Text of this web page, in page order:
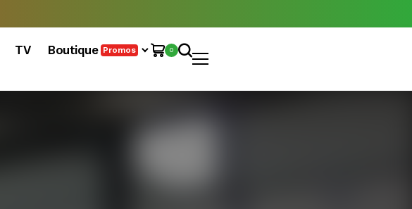
TV Boutique Promos 0